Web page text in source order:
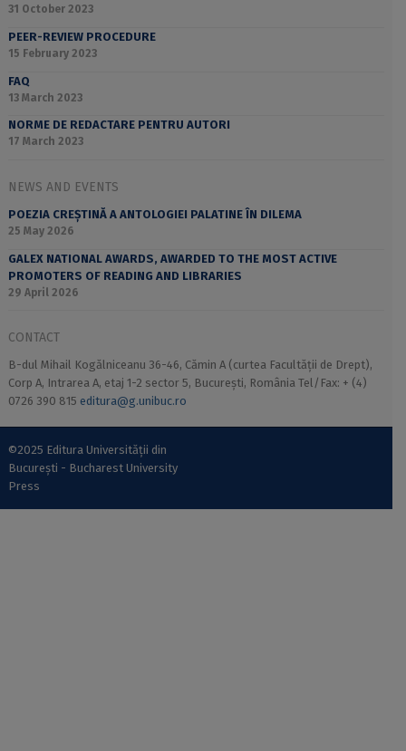
31 October 2023
PEER-REVIEW PROCEDURE
15 February 2023
FAQ
13 March 2023
NORME DE REDACTARE PENTRU AUTORI
17 March 2023
NEWS AND EVENTS
POEZIA CREȘTINĂ A ANTOLOGIEI PALATINE ÎN DILEMA
25 May 2026
GALEX NATIONAL AWARDS, AWARDED TO THE MOST ACTIVE
PROMOTERS OF READING AND LIBRARIES
29 April 2026
CONTACT
B-dul Mihail Kogălniceanu 36-46, Cămin A (curtea Facultății de Drept),
Corp A, Intrarea A, etaj 1-2 sector 5, București, România Tel/Fax: + (4)
0726 390 815 editura@g.unibuc.ro
©2025 Editura Universității din
București - Bucharest University
Press